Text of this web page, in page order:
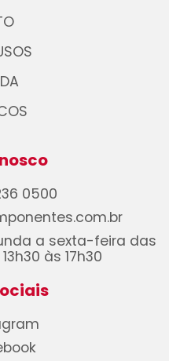
0500
a sexta-feira das
às 17h30